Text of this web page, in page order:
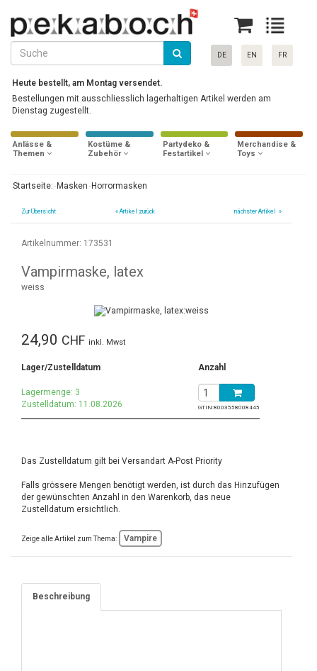
DE EN FR
Heute bestellt, am Montag versendet.
Bestellungen mit ausschliesslich lagerhaltigen Artikel werden am
Dienstag zugestellt.
Anlässe &
Themen
Kostüme &
Zubehör
Partydeko &
Festartikel
Merchandise &
Toys
Startseite: Masken Horrormasken
Zur Übersicht «Artikel zurück nächster Artikel »
Artikelnummer: 173531
Vampirmaske, latex
weiss
24,90 CHF inkl. Mwst
Lager/Zustelldatum Anzahl
Lagermenge: 3
Zustelldatum: 11.08.2026
GTIN:8003558008445
Das Zustelldatum gilt bei Versandart A-Post Priority
Falls grössere Mengen benötigt werden, ist durch das Hinzufügen
der gewünschten Anzahl in den Warenkorb, das neue
Zustelldatum ersichtlich.
Zeige alle Artikel zum Thema: Vampire
Beschreibung